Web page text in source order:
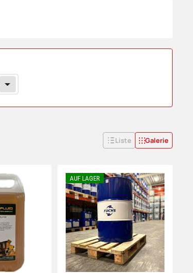
Liste Galerie
AUF LAGER